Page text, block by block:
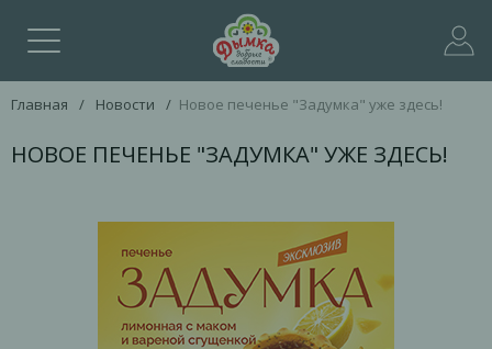
Главная / Новости / Новое печенье "Задумка" уже здесь!
НОВОЕ ПЕЧЕНЬЕ "ЗАДУМКА" УЖЕ ЗДЕСЬ!